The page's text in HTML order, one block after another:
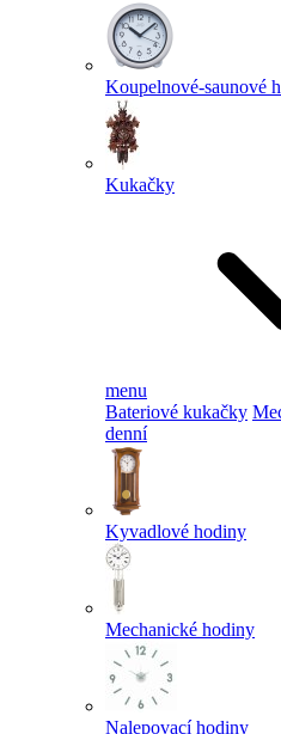
Koupelnové-saunové
Kukačky
menu
Bateriové kukačky
denní
Kyvadlové hodiny
Mechanické hodiny
Nalepovací hodiny